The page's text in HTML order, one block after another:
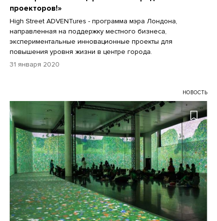
проекторов!»
High Street ADVENTures - программа мэра Лондона,
направленная на поддержку местного бизнеса,
экспериментальные инновационные проекты для
повышения уровня жизни в центре города.
31 января 2020
НОВОСТЬ